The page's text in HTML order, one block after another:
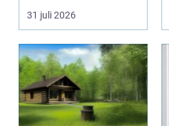
mäklare Värnamo
påve...
31 juli 2026